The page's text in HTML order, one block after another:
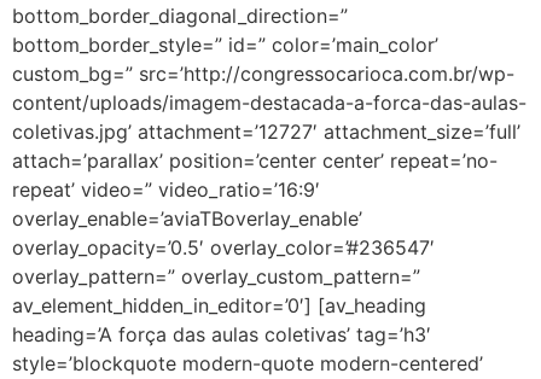
bottom_border_diagonal_direction=”
bottom_border_style=” id=” color=’main_color’
custom_bg=” src=’http://congressocarioca.com.br/wp-
content/uploads/imagem-destacada-a-forca-das-aulas-
coletivas.jpg’ attachment=’12727′ attachment_size=’full’
attach=’parallax’ position=’center center’ repeat=’no-
repeat’ video=” video_ratio=’16:9′
overlay_enable=’aviaTBoverlay_enable’
overlay_opacity=’0.5′ overlay_color=’#236547′
overlay_pattern=” overlay_custom_pattern=”
av_element_hidden_in_editor=’0′] [av_heading
heading=’A força das aulas coletivas’ tag=’h3′
style=’blockquote modern-quote modern-centered’